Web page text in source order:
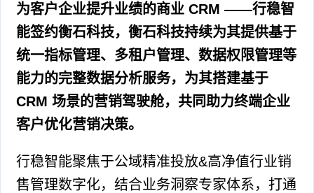
为客户企业提升业绩的商业 CRM ——行稳智
能签约衡石科技，衡石科技持续为其提供基于
统一指标管理、多租户管理、数据权限管理等
能力的完整数据分析服务，为其搭建基于
CRM 场景的营销驾驶舱，共同助力终端企业
客户优化营销决策。
行稳智能聚焦于公域精准投放&高净值行业销
售管理数字化，结合业务洞察专家体系，打通